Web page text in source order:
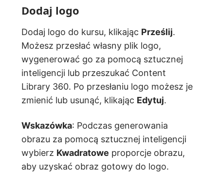
Dodaj logo
Dodaj logo do kursu, klikając Prześlij.
Możesz przesłać własny plik logo,
wygenerować go za pomocą sztucznej
inteligencji lub przeszukać Content
Library 360. Po przesłaniu logo możesz je
zmienić lub usunąć, klikając Edytuj.
Wskazówka: Podczas generowania
obrazu za pomocą sztucznej inteligencji
wybierz Kwadratowe proporcje obrazu,
aby uzyskać obraz gotowy do logo.